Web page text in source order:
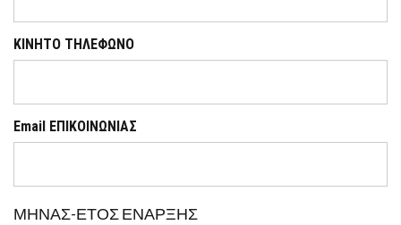
KINHTO ΤΗΛΕΦΩΝΟ
Email ΕΠΙΚΟΙΝΩΝΙΑΣ
ΜΗΝΑΣ-ΕΤΟΣ ΕΝΑΡΞΗΣ